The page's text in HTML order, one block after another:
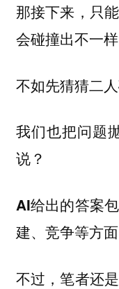
那接下来，只
会碰撞出不一样
不如先猜猜二
我们也把问题
说？
AI给出的答案
建、竞争等方
不过，笔者还